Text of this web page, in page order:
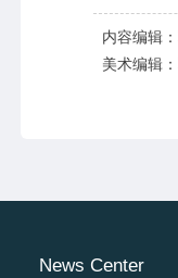
内容编辑
美术编辑
News Center